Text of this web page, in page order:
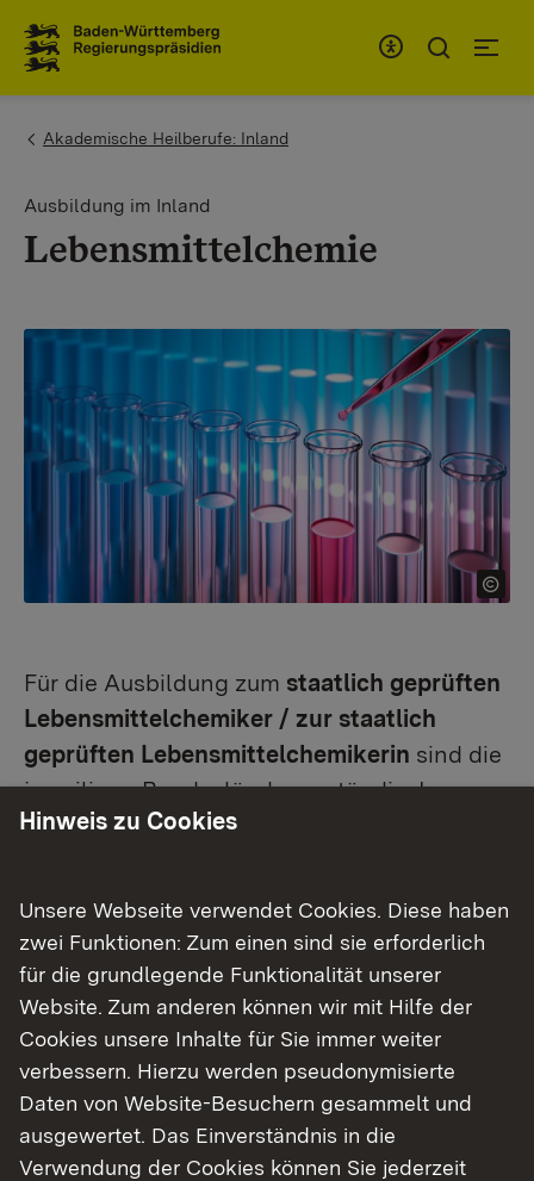
You are here:
Akademische Heilberufe: Inland
Ausbildung im Inland
Lebensmittelchemie
Für die Ausbildung zum staatlich geprüften
Lebensmittelchemiker / zur staatlich
geprüften Lebensmittelchemikerin sind die
jeweiligen Bundesländer zuständig. In
Baden-Württemberg ist die Ausbildung
Prüfungsordnung des Ministeriums für
Ländlichen Raum und Verbraucherschutz
zur staatlich geprüften
Lebensmittelchemikerin oder zum staatlich
geprüften Lebensmittelchemiker
(APrOLmChem) vom 23.03.2015 geregelt.
Hinweis zu Cookies
Unsere Webseite verwendet Cookies. Diese haben
zwei Funktionen: Zum einen sind sie erforderlich
für die grundlegende Funktionalität unserer
Website. Zum anderen können wir mit Hilfe der
Cookies unsere Inhalte für Sie immer weiter
verbessern. Hierzu werden pseudonymisierte
Daten von Website-Besuchern gesammelt und
ausgewertet. Das Einverständnis in die
Verwendung der Cookies können Sie jederzeit